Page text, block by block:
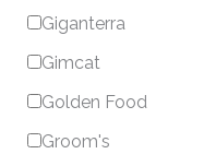
Giganterra
Gimcat
Golden Food
Groom's